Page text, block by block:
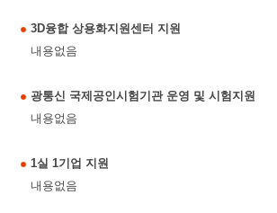
3D융합 상용화지원센터 지원
내용없음
광통신 국제공인시험기관 운영 및 시험지원
내용없음
1실 1기업 지원
내용없음